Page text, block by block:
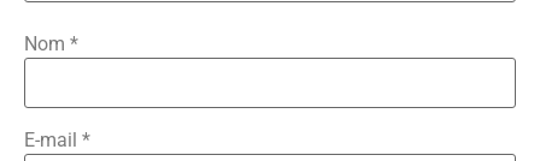
Nom *
E-mail *